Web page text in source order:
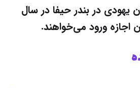
در بندر حیفا در سال